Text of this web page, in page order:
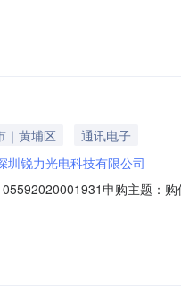
1309.14nm;类型:蝶形制冷
｜黄埔区
通讯电子
圳锐力光电科技有限公司
申购主题：
成交单价：375.00质保及售